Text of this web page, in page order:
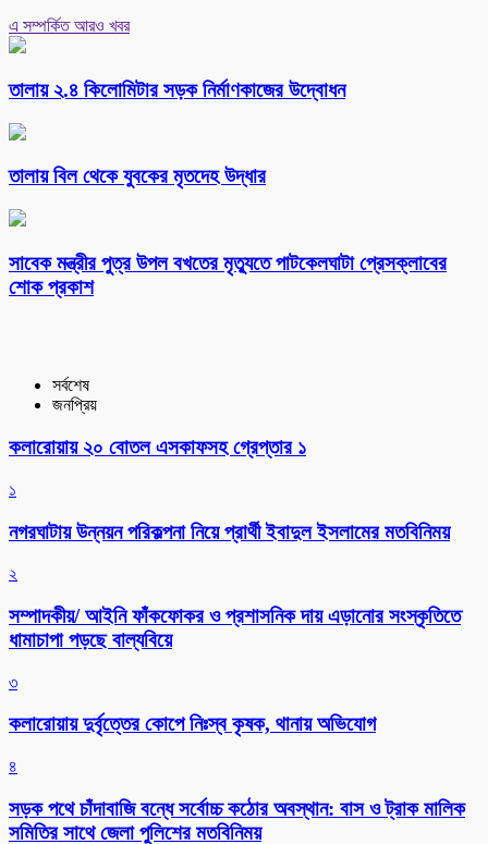
এ সম্পর্কিত আরও খবর
তালায় ২.৪ কিলোমিটার সড়ক নির্মাণকাজের উদ্বোধন
তালায় বিল থেকে যুবকের মৃতদেহ উদ্ধার
সাবেক মন্ত্রীর পুত্র উপল বখতের মৃত্যুতে পাটকেলঘাটা প্রেসক্লাবের
শোক প্রকাশ
সর্বশেষ
জনপ্রিয়
কলারোয়ায় ২০ বোতল এসকাফসহ গ্রেপ্তার ১
১
নগরঘাটায় উন্নয়ন পরিকল্পনা নিয়ে প্রার্থী ইবাদুল ইসলামের মতবিনিময়
২
সম্পাদকীয়/ আইনি ফাঁকফোকর ও প্রশাসনিক দায় এড়ানোর সংস্কৃতিতে
ধামাচাপা পড়ছে বাল্যবিয়ে
৩
কলারোয়ায় দুর্বৃত্তের কোপে নিঃস্ব কৃষক, থানায় অভিযোগ
৪
সড়ক পথে চাঁদাবাজি বন্ধে সর্বোচ্চ কঠোর অবস্থান: বাস ও ট্রাক মালিক
সমিতির সাথে জেলা পুলিশের মতবিনিময়